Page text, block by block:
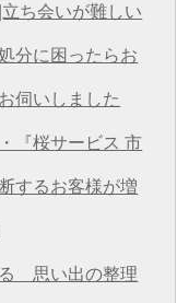
ち会いが難しい
分に困ったらお
伺いしました
『桜サービス 市
するお客様が増
る 思い出の整理